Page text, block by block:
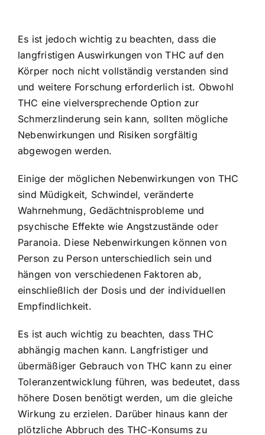
Es ist jedoch wichtig zu beachten, dass die
langfristigen Auswirkungen von THC auf den
Körper noch nicht vollständig verstanden sind
und weitere Forschung erforderlich ist. Obwohl
THC eine vielversprechende Option zur
Schmerzlinderung sein kann, sollten mögliche
Nebenwirkungen und Risiken sorgfältig
abgewogen werden.
Einige der möglichen Nebenwirkungen von THC
sind Müdigkeit, Schwindel, veränderte
Wahrnehmung, Gedächtnisprobleme und
psychische Effekte wie Angstzustände oder
Paranoia. Diese Nebenwirkungen können von
Person zu Person unterschiedlich sein und
hängen von verschiedenen Faktoren ab,
einschließlich der Dosis und der individuellen
Empfindlichkeit.
Es ist auch wichtig zu beachten, dass THC
abhängig machen kann. Langfristiger und
übermäßiger Gebrauch von THC kann zu einer
Toleranzentwicklung führen, was bedeutet, dass
höhere Dosen benötigt werden, um die gleiche
Wirkung zu erzielen. Darüber hinaus kann der
plötzliche Abbruch des THC-Konsums zu